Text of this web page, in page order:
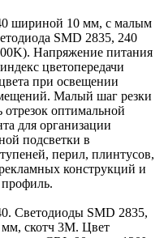
шириной 10 мм, с малым
SMD 2835, 240
Напряжение питания
цветопередачи
при освещении
Малый шаг резки
отрезок оптимальной
для организации
подсветки в
перил, плинтусов,
конструкций и
профиль.
Светодиоды SMD 2835,
скотч 3M. Цвет